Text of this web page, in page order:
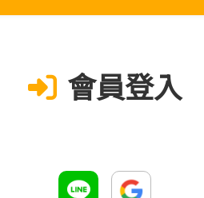
會員登入